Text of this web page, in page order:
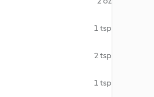
1 tsp
2 tsp
1 tsp